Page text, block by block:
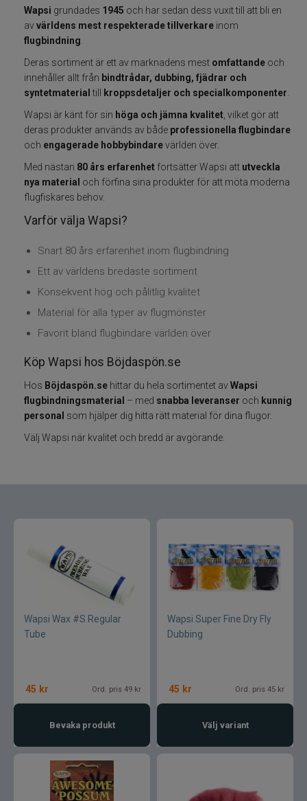
Vinterfiske
Kläder
Specimenfiske
Varumärken
Grundéns
Mikado
ABU Garcia
AH Baits
Ahrex
Billow Baits
Bomber
Blue fox skeddrag
Wapsi grundades 1945 och har sedan dess vuxit till att bli en
avvärldens mest respekterade tillverkare inom
flugbindning
Deras sortiment är ett av marknadens mest omfattande och
innehåller allt från bindtrådar, dubbing, fjädrar och
syntetmaterial till kroppsdetaljer och specialkomponenter
Wapsi är känt för sin höga och jämna kvalitet , vilket gör att
deras produkter används av både professionella flugbindare
och engagerade hobbybindarevärlden över.
Med nästan 80 års erfarenhet fortsätter Wapsi att utveckla
nya material och förfina sina produkter för att möta moderna
flugfiskares behov.
Varför välja Wapsi?
Snart 80 års erfarenhet inom flugbindning
Ett av världens bredaste sortiment
Konsekvent hög och pålitlig kvalitet
Material för alla typer av flugmönster
Favorit bland flugbindare världen över
Köp Wapsi hos Böjdaspön.se
Hos Böjdaspön.se hittar du hela sortimentet avWapsi
flugbindningsmaterial – med snabba leveranser och kunnig
personal som hjälper dig hitta rätt material för dina flugor.
Välj Wapsi när kvalitet och bredd är avgörande.
Wapsi Wax #S Regular
Tube
45 kr Ord. pris 49 kr
Bevaka produkt
Wapsi Super Fine Dry Fly
Dubbing
45 kr Ord. pris 45 kr
Välj variant